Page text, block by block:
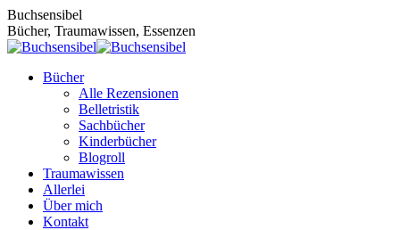
Zum
Inhalt
springen
Buchsensibel
Bücher, Traumawissen, Essenzen
Bücher
Alle Rezensionen
Belletristik
Sachbücher
Kinderbücher
Blogroll
Traumawissen
Allerlei
Über mich
Kontakt